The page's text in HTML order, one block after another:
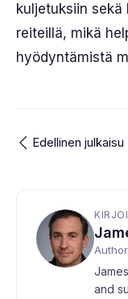
kuljetuksiin
reiteillä, mikä
hyödyntämistä
Edellinen julkaisu
Author
and